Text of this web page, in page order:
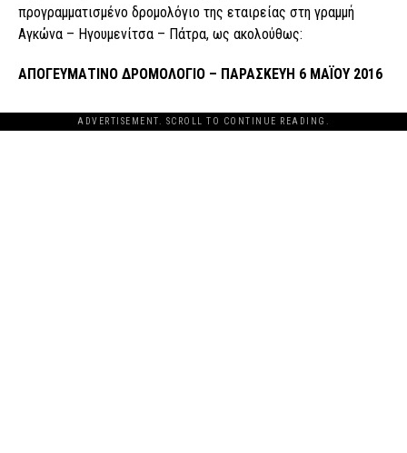
προγραμματισμένο δρομολόγιο της εταιρείας στη γραμμή
Αγκώνα – Ηγουμενίτσα – Πάτρα, ως ακολούθως:
ΑΠΟΓΕΥΜΑΤΙΝΟ ΔΡΟΜΟΛΟΓΙΟ – ΠΑΡΑΣΚΕΥΗ 6 ΜΑΪΟΥ 2016
ADVERTISEMENT. SCROLL TO CONTINUE READING.